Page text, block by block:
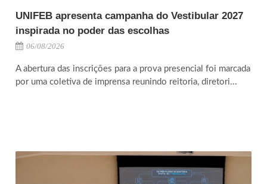
UNIFEB apresenta campanha do Vestibular 2027
inspirada no poder das escolhas
06/08/2026
A abertura das inscrições para a prova presencial foi marcada
por uma coletiva de imprensa reunindo reitoria, diretori...